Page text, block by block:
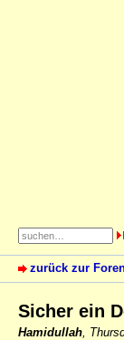
zurück zur
Sicher ein
Hamidullah